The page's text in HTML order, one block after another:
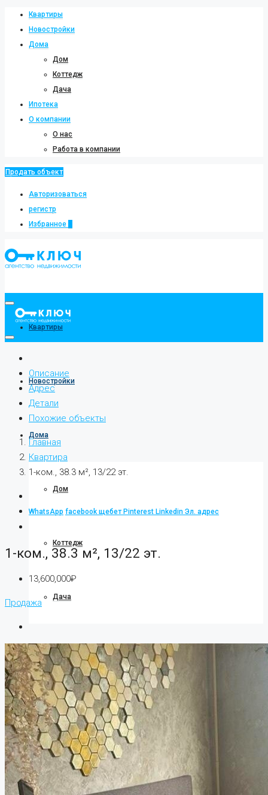
Квартиры
Новостройки
Дома
Дом
Коттедж
Дача
Ипотека
О компании
О нас
Работа в компании
Продать объект
Авторизоваться
регистр
Избранное
Квартиры
Новостройки
Дома
Дом
Коттедж
Дача
Ипотека
О компании
О нас
Описание
Адрес
Детали
Похожие объекты
Главная
Квартира
1-ком., 38.3 м², 13/22 эт.
WhatsApp facebook щебет Pinterest Linkedin Эл. адрес
1-ком., 38.3 м², 13/22 эт.
13,600,000₽
Продажа